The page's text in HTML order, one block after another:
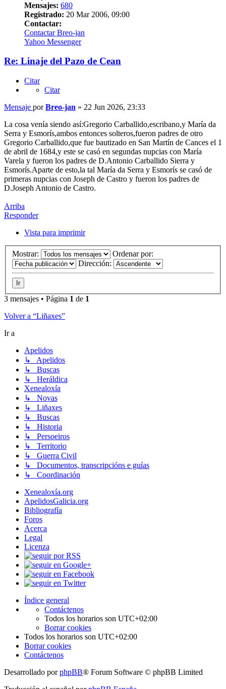
Mensajes: 680
Registrado: 20 Mar 2006, 09:00
Contactar:
Contactar Breo-jan
Yahoo Messenger
Re: Linaje del Pazo de Cean
Citar
Citar
Mensaje porBreo-jan » 22 Jun 2026, 23:33
La cosa venía siendo así:Gregorio Carballido,escribano,y María da
Serra y Esmorís,ambos entonces solteros,fueron padres de otro
Gregorio Carballido,que fue bautizado en San Martín de Cances el 1
de abril de 1684,y este se casó en segundas nupcias con María
Varela y fueron los padres de D.Antonio Carballido Sierra y
Esmorís.Aparte de esto,la tal María da Serra y Esmorís se casó de
primeras nupcias con Joseph de Castro y fueron los padres de
D.Joseph Antonio de Castro.
Arriba
Responder
Vista para imprimir
Mostrar:
Ordenar por:
Dirección:
3 mensajes • Página 1 de 1
Volver a “Liñaxes”
Ir a
Apelidos
↳ Apelidos
↳ Buscas
↳ Heráldica
Xenealoxía
↳ Novas
↳ Liñaxes
↳ Buscas
↳ Historia
↳ Persoeiros
↳ Territorio
↳ Guerra Civil
↳ Documentos, transcripcións e guías
↳ Coordinación
Xenealoxía.org
ApelidosGalicia.org
Bibliografía
Foros
Acerca
Legal
Licenza
Índice general
Contáctenos
Todos los horarios son UTC+02:00
Borrar cookies
Todos los horarios son UTC+02:00
Borrar cookies
Contáctenos
Desarrollado porphpBB® Forum Software © phpBB Limited